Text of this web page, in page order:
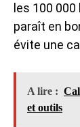
les 100
paraît en
évite une
A lire :
et outils